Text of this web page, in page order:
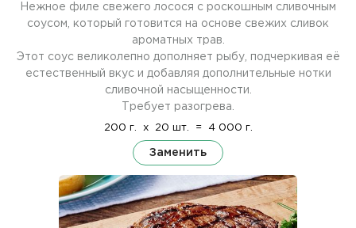
Нежное филе свежего лосося с роскошным сливочным
соусом, который готовится на основе свежих сливок
ароматных трав.
Этот соус великолепно дополняет рыбу, подчеркивая её
естественный вкус и добавляя дополнительные нотки
сливочной насыщенности.
Требует разогрева.
200 г. x 20 шт. = 4 000 г.
Заменить